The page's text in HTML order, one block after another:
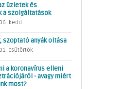
üzletek és
a szolgáltatások
kedd
szoptató anyák oltása
csütörtök
a koronavírus elleni
- avagy miért
most?